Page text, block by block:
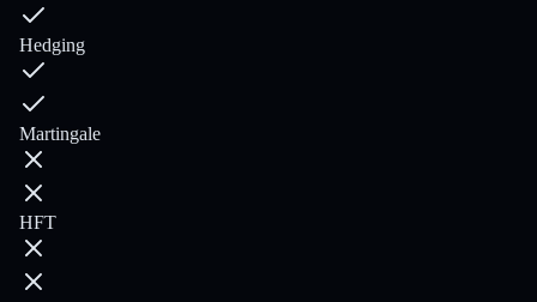
Hedging
Martingale
HFT